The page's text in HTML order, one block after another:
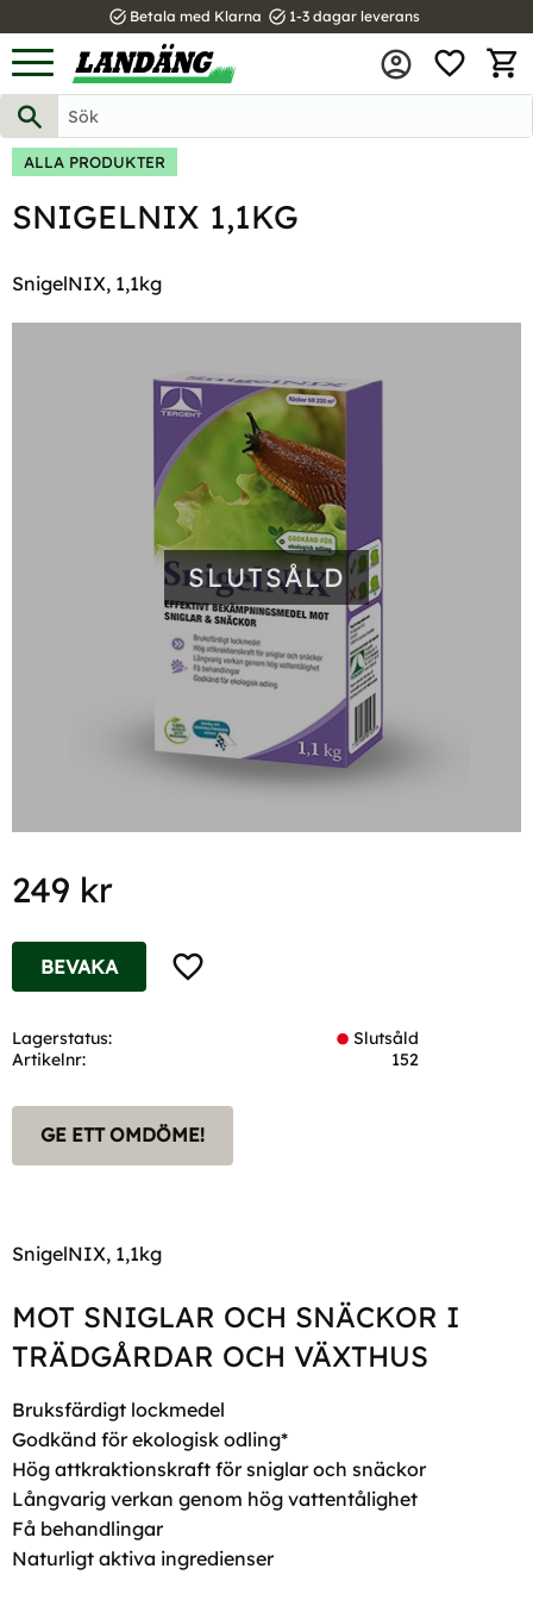
Meny
task_alt Betala med Klarna task_alt 1-3 dagar leverans
ALLA PRODUKTER
SNIGELNIX 1,1KG
SnigelNIX, 1,1kg
SLUTSÅLD
249 kr
Lägg till i favoriter
BEVAKA
Lagerstatus
Slutsåld
Artikelnr
152
GE ETT OMDÖME!
SnigelNIX, 1,1kg
MOT SNIGLAR OCH SNÄCKOR I
TRÄDGÅRDAR OCH VÄXTHUS
Bruksfärdigt lockmedel
Godkänd för ekologisk odling*
Hög attkraktionskraft för sniglar och snäckor
Långvarig verkan genom hög vattentålighet
Få behandlingar
Naturligt aktiva ingredienser